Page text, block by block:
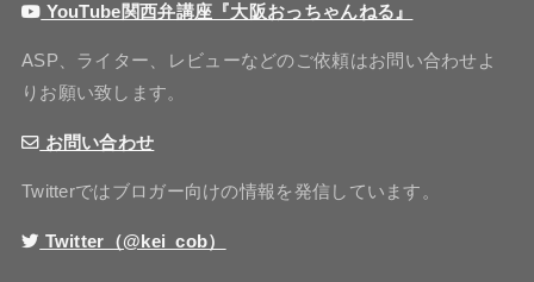
YouTube関西弁講座『大阪おっちゃんねる』
ASP、ライター、レビューなどのご依頼はお問い合わせよ
りお願い致します。
お問い合わせ
Twitterではブロガー向けの情報を発信しています。
Twitter（@kei_cob）